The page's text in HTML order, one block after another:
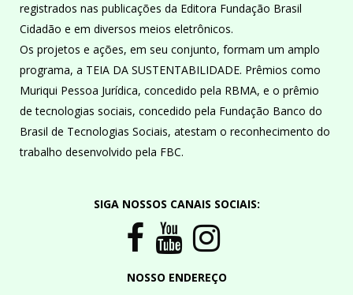
registrados nas publicações da Editora Fundação Brasil
Cidadão e em diversos meios eletrônicos.
Os projetos e ações, em seu conjunto, formam um amplo
programa, a TEIA DA SUSTENTABILIDADE. Prêmios como
Muriqui Pessoa Jurídica, concedido pela RBMA, e o prêmio
de tecnologias sociais, concedido pela Fundação Banco do
Brasil de Tecnologias Sociais, atestam o reconhecimento do
trabalho desenvolvido pela FBC.
SIGA NOSSOS CANAIS SOCIAIS:
NOSSO ENDEREÇO